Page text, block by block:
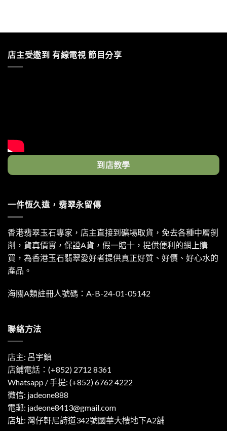
店主受邀到 有線電視 節目分享
到店教學
一件恆久遠，翡翠永留傳
香港翡翠玉石專家，店主直接到礦場取貨，免去各種中層剝
削，貨真價實，保證A貨，假一賠十，提供便利的網上購
買，為香港玉石翡翠愛好者提供真正好質、好價、好心水的
產品。
海關A類註冊人號碼：A-B-24-01-05142
聯絡方法
店主: 呂宇鎮
店鋪電話：(+852) 2712 8361
Whatsapp / 手提: (+852) 6762 4222
微信: jadeone888
電郵: jadeone8413@gmail.com
店址: 灣仔軒尼詩道342號國華大樓地下A2舖